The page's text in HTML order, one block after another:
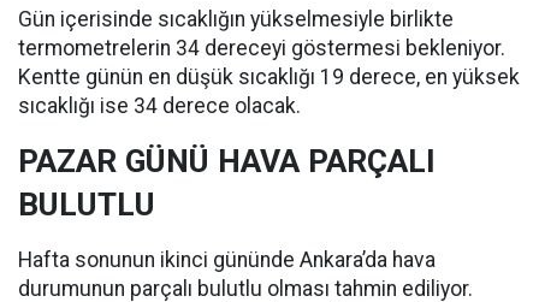
Gün içerisinde sıcaklığın yükselmesiyle birlikte
termometrelerin 34 dereceyi göstermesi bekleniyor.
Kentte günün en düşük sıcaklığı 19 derece, en yüksek
sıcaklığı ise 34 derece olacak.
PAZAR GÜNÜ HAVA PARÇALI
BULUTLU
Hafta sonunun ikinci gününde Ankara’da hava
durumunun parçalı bulutlu olması tahmin ediliyor.